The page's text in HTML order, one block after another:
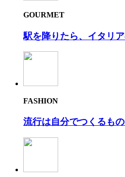
GOURMET
駅を降りたら、イタリ
FASHION
流⾏は⾃分でつくるも